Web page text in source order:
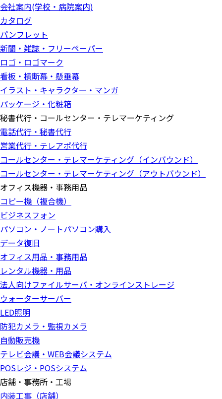
会社案内(学校・病院案内)
カタログ
パンフレット
新聞・雑誌・フリーペーパー
ロゴ・ロゴマーク
看板・横断幕・懸垂幕
イラスト・キャラクター・マンガ
パッケージ・化粧箱
秘書代行・コールセンター・テレマーケティング
電話代行・秘書代行
営業代行・テレアポ代行
コールセンター・テレマーケティング（インバウンド）
コールセンター・テレマーケティング（アウトバウンド）
オフィス機器・事務用品
コピー機（複合機）
ビジネスフォン
パソコン・ノートパソコン購入
データ復旧
オフィス用品・事務用品
レンタル機器・用品
法人向けファイルサーバ・オンラインストレージ
ウォーターサーバー
LED照明
防犯カメラ・監視カメラ
自動販売機
テレビ会議・WEB会議システム
POSレジ・POSシステム
店舗・事務所・工場
内装工事（店舗）